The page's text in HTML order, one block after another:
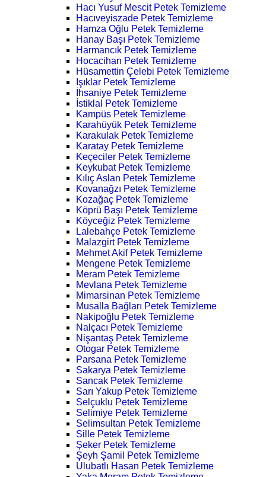
Hacı Yusuf Mescit Petek Temizleme
Hacıveyiszade Petek Temizleme
Hamza Oğlu Petek Temizleme
Hanay Başı Petek Temizleme
Harmancık Petek Temizleme
Hocacihan Petek Temizleme
Hüsamettin Çelebi Petek Temizleme
Işıklar Petek Temizleme
İhsaniye Petek Temizleme
İstiklal Petek Temizleme
Kampüs Petek Temizleme
Karahüyük Petek Temizleme
Karakulak Petek Temizleme
Karatay Petek Temizleme
Keçeciler Petek Temizleme
Keykubat Petek Temizleme
Kılıç Aslan Petek Temizleme
Kovanağzı Petek Temizleme
Kozağaç Petek Temizleme
Köprü Başı Petek Temizleme
Köyceğiz Petek Temizleme
Lalebahçe Petek Temizleme
Malazgirt Petek Temizleme
Mehmet Akif Petek Temizleme
Mengene Petek Temizleme
Meram Petek Temizleme
Mevlana Petek Temizleme
Mimarsinan Petek Temizleme
Musalla Bağları Petek Temizleme
Nakipoğlu Petek Temizleme
Nalçacı Petek Temizleme
Nişantaş Petek Temizleme
Otogar Petek Temizleme
Parsana Petek Temizleme
Sakarya Petek Temizleme
Sancak Petek Temizleme
Sarı Yakup Petek Temizleme
Selçuklu Petek Temizleme
Selimiye Petek Temizleme
Selimsultan Petek Temizleme
Sille Petek Temizleme
Şeker Petek Temizleme
Şeyh Şamil Petek Temizleme
Ulubatlı Hasan Petek Temizleme